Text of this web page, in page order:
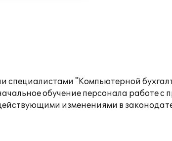
специалистами "Компьютерной
обучение персонала работе с
изменениями в